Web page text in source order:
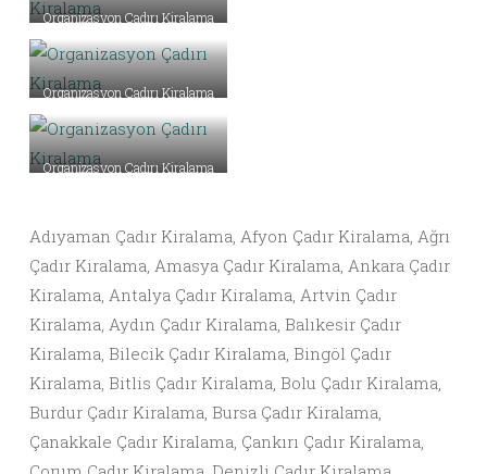
Organizasyon Çadırı Kiralama
Organizasyon Çadırı Kiralama
Organizasyon Çadırı Kiralama
Adıyaman Çadır Kiralama, Afyon Çadır Kiralama, Ağrı
Çadır Kiralama, Amasya Çadır Kiralama, Ankara Çadır
Kiralama, Antalya Çadır Kiralama, Artvin Çadır
Kiralama, Aydın Çadır Kiralama, Balıkesir Çadır
Kiralama, Bilecik Çadır Kiralama, Bingöl Çadır
Kiralama, Bitlis Çadır Kiralama, Bolu Çadır Kiralama,
Burdur Çadır Kiralama, Bursa Çadır Kiralama,
Çanakkale Çadır Kiralama, Çankırı Çadır Kiralama,